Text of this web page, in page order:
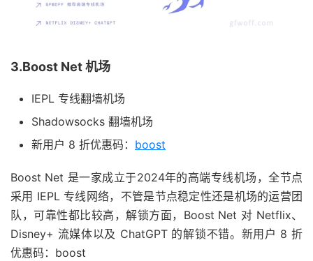
3.Boost Net 机场
IEPL 专线翻墙机场
Shadowsocks 翻墙机场
新用户 8 折优惠码： boost
Boost Net 是一家成立于2024年的高端专线机场，全节点
采用 IEPL 专线网络，不管是节点稳定性还是机场的运营团
队，可靠性都比较高，解锁方面，Boost Net 对 Netflix、
Disney+ 流媒体以及 ChatGPT 的解锁不错。新用户 8 折
优惠码：boost